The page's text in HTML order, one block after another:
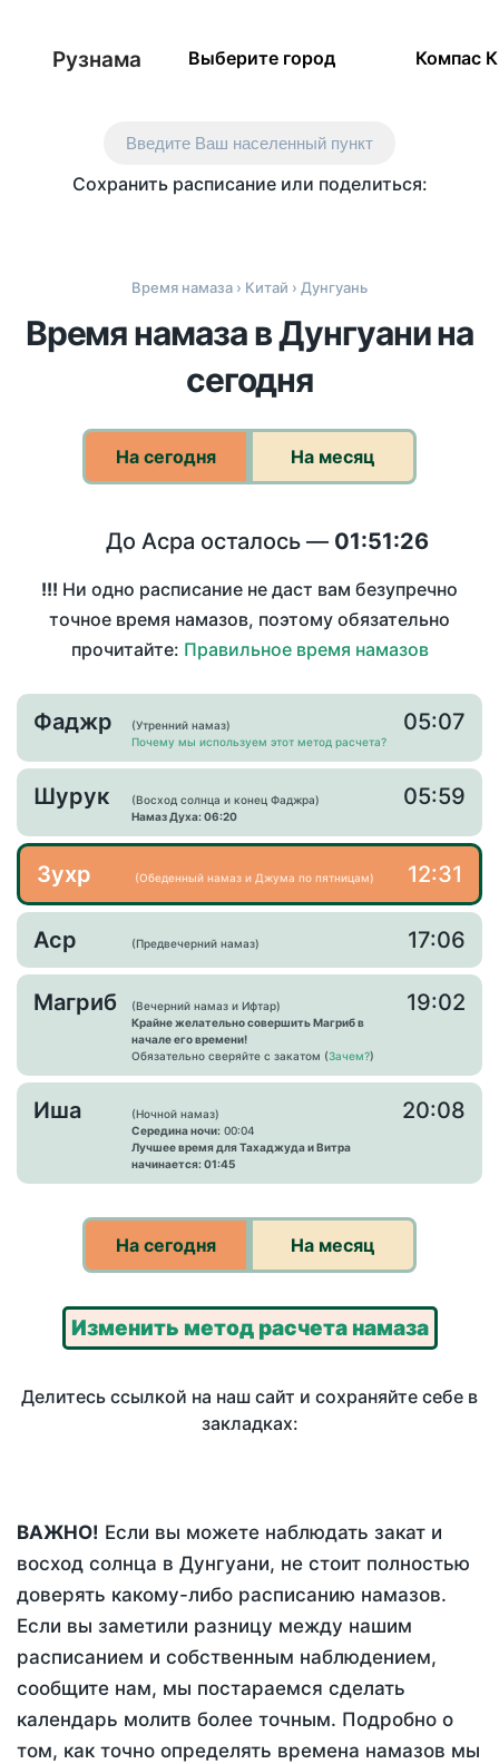
Рузнама Выберите город Компас
Введите Ваш населенный пункт
Сохранить расписание или поделиться:
Время намаза › Китай › Дунгуань
Время намаза в Дунгуани на
сегодня
На сегодня На месяц
До Асра осталось — 01:51:26
!!! Ни одно расписание не даст вам безупречно
точное время намазов, поэтому обязательно
прочитайте: Правильное время намазов
Фаджр
(Утренний намаз)
Почему мы используем этот метод расчета?
05:07
Шурук
(Восход солнца и конец Фаджра)
Намаз Духа: 06:20
05:59
Зухр (Обеденный намаз и Джума по пятницам) 12:31
Аср (Предвечерний намаз) 17:06
Магриб
(Вечерний намаз и Ифтар)
Крайне желательно совершить Магриб в
начале его времени!
Обязательно сверяйте с закатом (Зачем?)
19:02
Иша
(Ночной намаз)
Середина ночи: 00:04
Лучшее время для Тахаджуда и Витра
начинается: 01:45
20:08
На сегодня На месяц
Изменить метод расчета намаза
Делитесь ссылкой на наш сайт и сохраняйте себе в
закладках:
ВАЖНО! Если вы можете наблюдать закат и
восход солнца в Дунгуани, не стоит полностью
доверять какому-либо расписанию намазов.
Если вы заметили разницу между нашим
расписанием и собственным наблюдением,
сообщите нам, мы постараемся сделать
календарь молитв более точным. Подробно о
том, как точно определять времена намазов мы